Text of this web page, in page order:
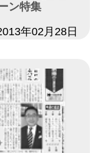
ン特集
年02月28日